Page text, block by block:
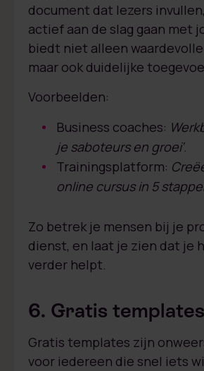
document dat lezers
actief aan de slag gaan met
biedt niet alleen
maar ook duidelijke
Voorbeelden:
Business coaches:
je saboteurs en groei’.
Trainingsplatform:
online cursus in 5
Zo betrek je mensen bij je
dienst, en laat je zien dat je
verder helpt.
6. Gratis templates
Gratis templates zijn
voor iedereen die snel iets